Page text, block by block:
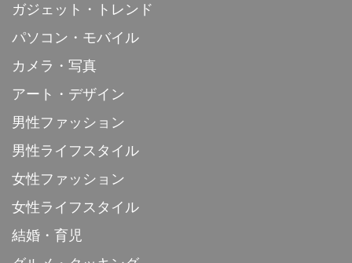
ガジェット・トレンド
パソコン・モバイル
カメラ・写真
アート・デザイン
男性ファッション
男性ライフスタイル
女性ファッション
女性ライフスタイル
結婚・育児